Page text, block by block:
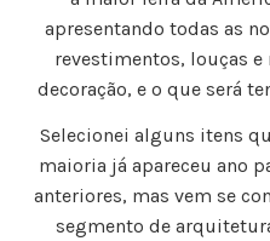
apresentando todas as
revestimentos, louças
decoração, e o que será
Selecionei alguns itens
maioria já apareceu ano
anteriores, mas vem se
segmento de